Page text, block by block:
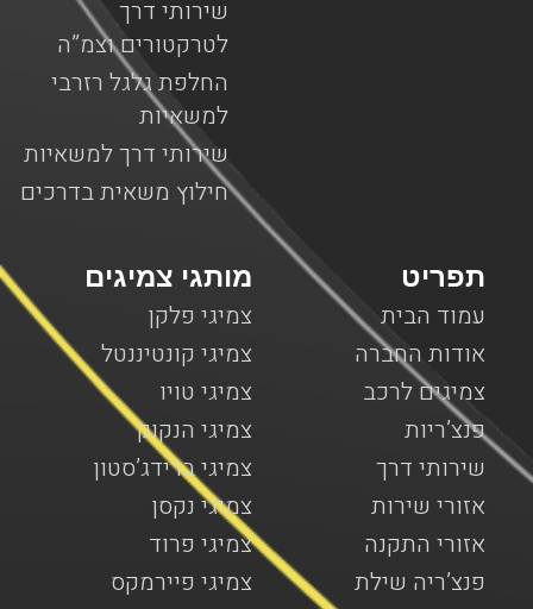
שירותי דרך
לטרקטורים וצמ”ה
החלפת גלגל רזרבי
למשאיות
שירותי דרך למשאיות
חילוץ משאית בדרכים
מותגי צמיגים
צמיגי פלקן
צמיגי קונטיננטל
צמיגי טויו
צמיגי הנקוק
צמיגי ברידג’סטון
צמיגי נקסן
צמיגי פרוד
צמיגי פיירמקס
תפריט
עמוד הבית
אודות החברה
צמיגים לרכב
פנצ’ריות
שירותי דרך
אזורי שירות
אזורי התקנה
פנצ’ריה שילת